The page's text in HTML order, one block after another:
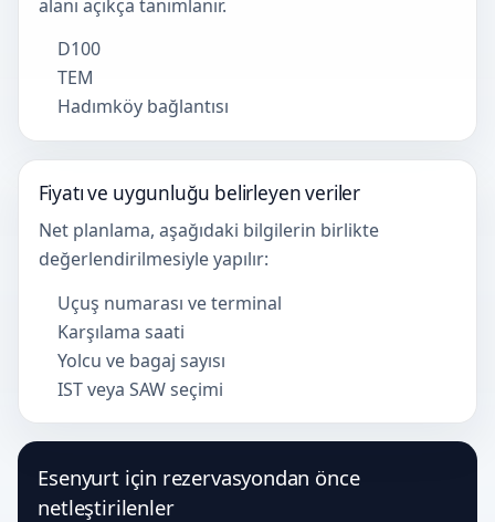
alanı açıkça tanımlanır.
D100
TEM
Hadımköy bağlantısı
Fiyatı ve uygunluğu belirleyen veriler
Net planlama, aşağıdaki bilgilerin birlikte
değerlendirilmesiyle yapılır:
Uçuş numarası ve terminal
Karşılama saati
Yolcu ve bagaj sayısı
IST veya SAW seçimi
Esenyurt için rezervasyondan önce
netleştirilenler